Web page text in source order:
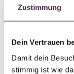
Zustimmung
Dein Vertrauen
Damit dein
stimmig ist wie
Human burial
Bestattung
Rösselgraben 1
Austria